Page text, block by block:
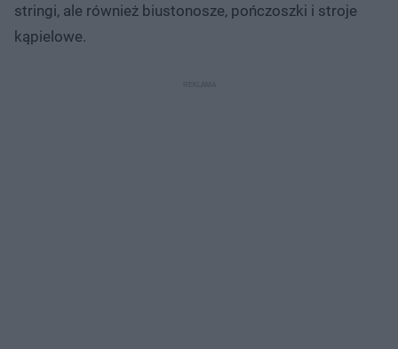
stringi, ale również biustonosze, pończoszki i stroje
kąpielowe.